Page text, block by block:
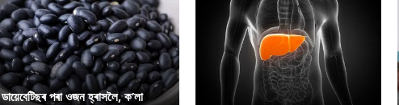
ডায়েবেটিছৰ পৰা ওজন হ্ৰাসলৈ, ক’লা